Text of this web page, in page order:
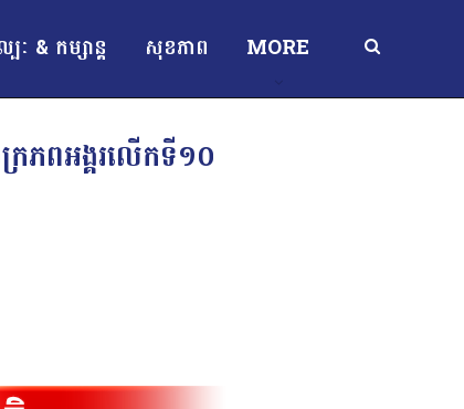
ៈ & កម្សាន្ត សុខភាព MORE
ភពអង្គរលើកទី១០